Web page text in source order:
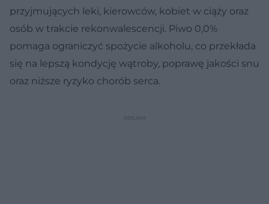
przyjmujących leki, kierowców, kobiet w ciąży oraz
osób w trakcie rekonwalescencji. Piwo 0,0%
pomaga ograniczyć spożycie alkoholu, co przekłada
się na lepszą kondycję wątroby, poprawę jakości snu
oraz niższe ryzyko chorób serca.